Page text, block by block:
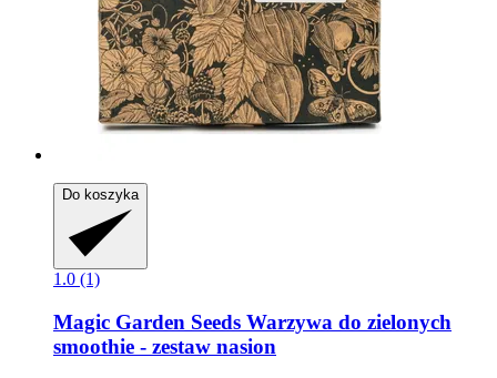
Do koszyka
1.0 (1)
Magic Garden Seeds Warzywa do zielonych
smoothie -​ zestaw nasion